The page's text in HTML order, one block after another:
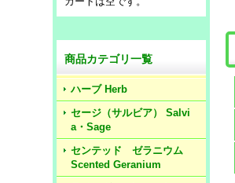
商品カテゴリ一覧
ハーブ Herb
セージ（サルビア） Salvi
a・Sage
センテッド ゼラニウム
Scented Geranium